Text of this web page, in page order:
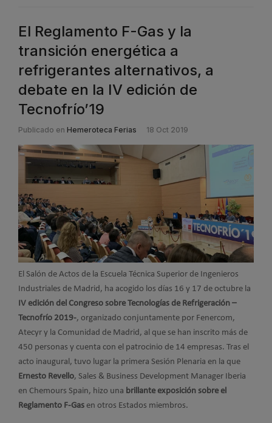
El Reglamento F-Gas y la
transición energética a
refrigerantes alternativos, a
debate en la IV edición de
Tecnofrío’19
Publicado en Hemeroteca Ferias 18 Oct 2019
El Salón de Actos de la Escuela Técnica Superior de Ingenieros
Industriales de Madrid, ha acogido los días 16 y 17 de octubre la
IV edición del Congreso sobre Tecnologías de Refrigeración –
Tecnofrío 2019-, organizado conjuntamente por Fenercom,
Atecyr y la Comunidad de Madrid, al que se han inscrito más de
450 personas y cuenta con el patrocinio de 14 empresas. Tras el
acto inaugural, tuvo lugar la primera Sesión Plenaria en la que
Ernesto Revello, Sales & Business Development Manager Iberia
en Chemours Spain, hizo una brillante exposición sobre el
Reglamento F-Gas en otros Estados miembros.